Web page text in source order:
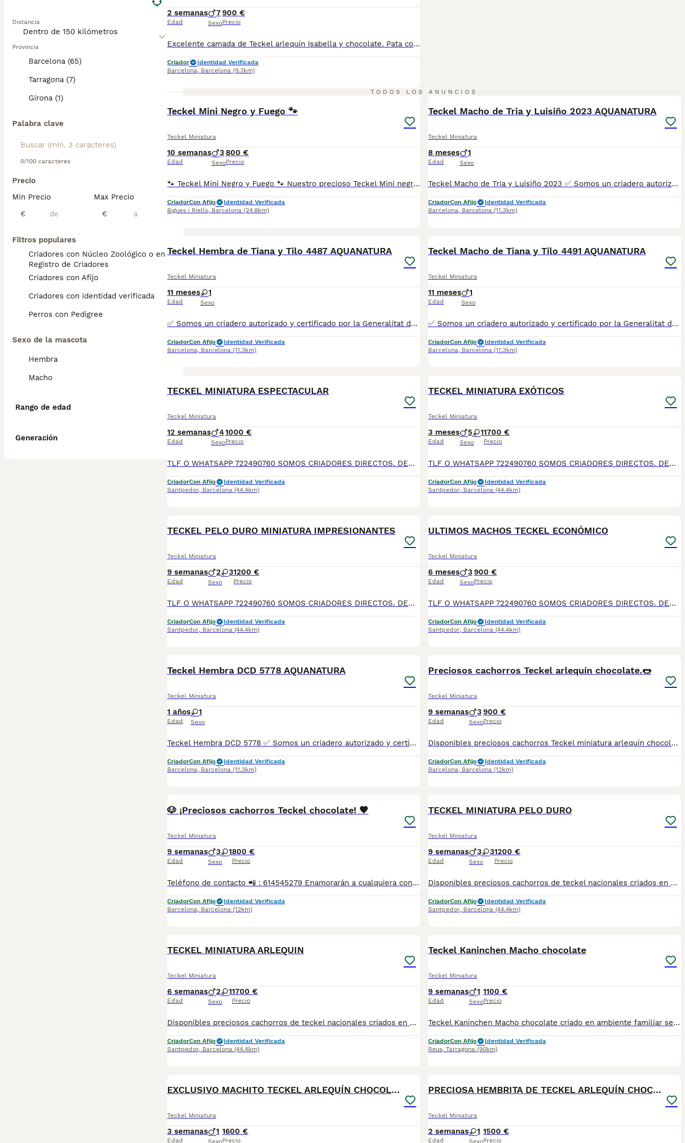
Distancia
Provincia
Barcelona (65)
Tarragona (7)
Girona (1)
Palabra clave
0/100 caracteres
Precio
Min Precio
€
Max Precio
€
Filtros populares
Criadores con Núcleo Zoológico o en el
Registro de Criadores
Criadores con Afijo
Criadores con identidad verificada
Perros con Pedigree
Sexo de la mascota
Hembra
Macho
Rango de edad
Generación
2 semanas
Edad
7
Sexo
900 €
Precio
Excelente camada de Teckel arlequín Isabella y chocolate. Pata corta, compactos, cuerpo alargado y un carácter que enamora. Se entregan vacunados, desparasitados, con posibilidad de microchip y garantía sanitaria por escrito. Criados en ambiente familiar y sociabilizados desde el momento de su nacimiento. Los entregamos personalmente. Si estáis pensando en ampliar la familia aquí tenéis a los candidatos ideales! Desde 900 euros
Criador
Identidad Verificada
Barcelona, Barcelona (9.3km)
TODOS LOS ANUNCIOS
Teckel Mini Negro y Fuego 🐾
Teckel Miniatura
10 semanas
Edad
3
Sexo
800 €
Precio
🐾 Teckel Mini Negro y Fuego 🐾 Nuestro precioso Teckel Mini negro y fuego está buscando una familia con la que compartir toda una vida de momentos inolvidables. ❤️ Con su carácter encantador y su tamaño ideal, es un cachorro que conquista a cualquiera. ✨ Cariñoso, divertido y muy sociable. 🏡 Perfecto para familias, parejas o personas que buscan un compañero fiel. 🐶 Una raza inteligente, valiente y con una personalidad única. 💉 Se entrega vacunado, desparasitado, con microchip y cartilla veterinaria. 📩 Si deseas más información o venir a conocerlo, estaremos encantados de atenderte. ¡Déjate enamorar por este pequeño Teckel Mini y conviértelo en un miembro más de tu familia! 🖤🤎🐾
CriadorCon Afijo
Identidad Verificada
Bigues i Riells, Barcelona (24.8km)
Teckel Macho de Tria y Luisiño 2023 AQUANATURA
Teckel Miniatura
8 meses
Edad
1
Sexo
Teckel Macho de Tria y Luisiño 2023 ✅ Somos un criadero autorizado y certificado por la Generalitat de Catalunya bajo el número de Núcleo Zoológico G25/00314. PARA MÁS INFORMACIÓN: ☎️ 933095977 📱 685878504 / 674320847 💻 Más fotos y vídeos en nuestra web www.aquanatura.es 🚙 Hacemos envíos 📌 Calle Roger de Flor 45, muy cerca del Arc de Triomf de Barcelona, de Lunes a Sábados. Se entregan con sus vacunas, desparasitados interna y externamente, con microchip y su registro, cartilla sanitaria y contrato de garantías, documentación legal y factura. AQUANATURA
CriadorCon Afijo
Identidad Verificada
Barcelona, Barcelona (11.3km)
Teckel Hembra de Tiana y Tilo 4487 AQUANATURA
Teckel Miniatura
11 meses
Edad
1
Sexo
✅ Somos un criadero autorizado y certificado por la Generalitat de Catalunya. PARA MÁS INFORMACIÓN: ☎️ 933095977 📱 685878504 / 674320847 💻 Más fotos y vídeos en nuestra web www.aquanatura.es 🚙 Hacemos envíos 📌 Calle Roger de Flor 45, muy cerca del Arc de Triomf de Barcelona, de Lunes a Sábados. Se entregan con la mayoría de sus vacunas, desparasitados interna y externamente, con microchip y su registro, cartilla sanitaria y contrato de garantías, bajo la supervisión de nuestro equipo veterinario. AQUANATURA
CriadorCon Afijo
Identidad Verificada
Barcelona, Barcelona (11.3km)
Teckel Macho de Tiana y Tilo 4491 AQUANATURA
Teckel Miniatura
11 meses
Edad
1
Sexo
✅ Somos un criadero autorizado y certificado por la Generalitat de Catalunya. PARA MÁS INFORMACIÓN: ☎️ 933095977 📱 685878504 / 674320847 💻 Más fotos y vídeos en nuestra web www.aquanatura.es 🚙 Hacemos envíos 📌 Calle Roger de Flor 45, muy cerca del Arc de Triomf de Barcelona, de Lunes a Sábados. Se entregan con la mayoría de sus vacunas, desparasitados interna y externamente, con microchip y su registro, cartilla sanitaria y contrato de garantías, bajo la supervisión de nuestro equipo veterinario. AQUANATURA
CriadorCon Afijo
Identidad Verificada
Barcelona, Barcelona (11.3km)
TECKEL MINIATURA ESPECTACULAR
Teckel Miniatura
12 semanas
Edad
4
Sexo
1000 €
Precio
TLF O WHATSAPP 722490760 SOMOS CRIADORES DIRECTOS. DEDICACIÓN, SELECCIÓN, Y BIENESTAR NOS DEFINEN DURANTE MÁS DE 20 AÑOS. NUESTROS BEBÉS NACEN Y SE CRÍAN EN NUESTRO CENTRO GARANTIZANDO ASÍ SU CORRECTA SOCIABILIZACION DESARROLLO NEUROLOGICO, CARÁCTER PERSONALIDAD Y SALUD. SE ENTREGAN A PARTIR DE LOS DOS MESES CON SU PLAN CORRESPONDIENTE POR EDAD DE VACUNACIÓN, DESPARASITADOS INTERNA Y EXTERNAMENTE CON SU MICROCHIP IMPLANTADO Y DADO DE ALTA EN EL ANICOM, CONTRATO DE COMPRA CON GARANTÍAS VÍRICAS DE 15 DÍAS, Y CONGÉNITAS DONDE GARANTIZAMOS SU CORRECTO DESARROLLO. ENVIAMOS A TODA ESPAÑA MEDIANTE TRANSPORTE PRIVADO PARA QUE SEA CONFORTABLE Y SUPERVISADO HASTA EL INSTANTE DE LLEGAR A CASA. PRECIOS Y FOTOS REALES!!! SI BUSCAS UN COMPAÑERO SANO Y EQUILIBRADO ESTE ES EL LUGAR! TE ASESORAREMOS ANTES DURANTE Y DESPUÉS DE LA ENTREGA PARA QUE TODO SEA LO MAS AFABLE Y FACIL POSIBLE DURANTE LA ADAPTACION! NO DUDES EN CONSULTAR POR NUESTROS PEQUES AL 722 490 760
CriadorCon Afijo
Identidad Verificada
Santpedor, Barcelona (44.4km)
TECKEL MINIATURA EXÓTICOS
Teckel Miniatura
3 meses
Edad
5 1
Sexo
1700 €
Precio
TLF O WHATSAPP 722490760 SOMOS CRIADORES DIRECTOS. DEDICACIÓN, SELECCIÓN, Y BIENESTAR NOS DEFINEN DURANTE MÁS DE 20 AÑOS. NUESTROS BEBÉS NACEN Y SE CRÍAN EN NUESTRO CENTRO GARANTIZANDO ASÍ SU CORRECTA SOCIABILIZACION DESARROLLO NEUROLOGICO, CARÁCTER PERSONALIDAD Y SALUD. SE ENTREGAN A PARTIR DE LOS DOS MESES CON SU PLAN CORRESPONDIENTE POR EDAD DE VACUNACIÓN, DESPARASITADOS INTERNA Y EXTERNAMENTE CON SU MICROCHIP IMPLANTADO Y DADO DE ALTA EN EL ANICOM, CONTRATO DE COMPRA CON GARANTÍAS VÍRICAS DE 15 DÍAS, Y CONGÉNITAS DONDE GARANTIZAMOS SU CORRECTO DESARROLLO. ENVIAMOS A TODA ESPAÑA MEDIANTE TRANSPORTE PRIVADO PARA QUE SEA CONFORTABLE Y SUPERVISADO HASTA EL INSTANTE DE LLEGAR A CASA. PRECIOS Y FOTOS REALES!!! SI BUSCAS UN COMPAÑERO SANO Y EQUILIBRADO ESTE ES EL LUGAR! TE ASESORAREMOS ANTES DURANTE Y DESPUÉS DE LA ENTREGA PARA QUE TODO SEA LO MAS AFABLE Y FACIL POSIBLE DURANTE LA ADAPTACION! NO DUDES EN CONSULTAR POR NUESTROS PEQUES AL 722 490 760
CriadorCon Afijo
Identidad Verificada
Santpedor, Barcelona (44.4km)
TECKEL PELO DURO MINIATURA IMPRESIONANTES
Teckel Miniatura
9 semanas
Edad
2 3
Sexo
1200 €
Precio
TLF O WHATSAPP 722490760 SOMOS CRIADORES DIRECTOS. DEDICACIÓN, SELECCIÓN, Y BIENESTAR NOS DEFINEN DURANTE MÁS DE 20 AÑOS. NUESTROS BEBÉS NACEN Y SE CRÍAN EN NUESTRO CENTRO GARANTIZANDO ASÍ SU CORRECTA SOCIABILIZACION DESARROLLO NEUROLOGICO, CARÁCTER PERSONALIDAD Y SALUD. SE ENTREGAN A PARTIR DE LOS DOS MESES CON SU PLAN CORRESPONDIENTE POR EDAD DE VACUNACIÓN, DESPARASITADOS INTERNA Y EXTERNAMENTE CON SU MICROCHIP IMPLANTADO Y DADO DE ALTA EN EL ANICOM, CONTRATO DE COMPRA CON GARANTÍAS VÍRICAS DE 15 DÍAS, Y CONGÉNITAS DONDE GARANTIZAMOS SU CORRECTO DESARROLLO. ENVIAMOS A TODA ESPAÑA MEDIANTE TRANSPORTE PRIVADO PARA QUE SEA CONFORTABLE Y SUPERVISADO HASTA EL INSTANTE DE LLEGAR A CASA. PRECIOS Y FOTOS REALES!!! SI BUSCAS UN COMPAÑERO SANO Y EQUILIBRADO ESTE ES EL LUGAR! TE ASESORAREMOS ANTES DURANTE Y DESPUÉS DE LA ENTREGA PARA QUE TODO SEA LO MAS AFABLE Y FACIL POSIBLE DURANTE LA ADAPTACION! NO DUDES EN CONSULTAR POR NUESTROS PEQUES AL 722 490 760
CriadorCon Afijo
Identidad Verificada
Santpedor, Barcelona (44.4km)
ULTIMOS MACHOS TECKEL ECONÓMICO
Teckel Miniatura
6 meses
Edad
3
Sexo
900 €
Precio
TLF O WHATSAPP 722490760 SOMOS CRIADORES DIRECTOS. DEDICACIÓN, SELECCIÓN, Y BIENESTAR NOS DEFINEN DURANTE MÁS DE 20 AÑOS. NUESTROS BEBÉS NACEN Y SE CRÍAN EN NUESTRO CENTRO GARANTIZANDO ASÍ SU CORRECTA SOCIABILIZACION DESARROLLO NEUROLOGICO, CARÁCTER PERSONALIDAD Y SALUD. SE ENTREGAN A PARTIR DE LOS DOS MESES CON SU PLAN CORRESPONDIENTE POR EDAD DE VACUNACIÓN, DESPARASITADOS INTERNA Y EXTERNAMENTE CON SU MICROCHIP IMPLANTADO Y DADO DE ALTA EN EL ANICOM, CONTRATO DE COMPRA CON GARANTÍAS VÍRICAS DE 15 DÍAS, Y CONGÉNITAS DONDE GARANTIZAMOS SU CORRECTO DESARROLLO. ENVIAMOS A TODA ESPAÑA MEDIANTE TRANSPORTE PRIVADO PARA QUE SEA CONFORTABLE Y SUPERVISADO HASTA EL INSTANTE DE LLEGAR A CASA. PRECIOS Y FOTOS REALES!!! SI BUSCAS UN COMPAÑERO SANO Y EQUILIBRADO ESTE ES EL LUGAR! TE ASESORAREMOS ANTES DURANTE Y DESPUÉS DE LA ENTREGA PARA QUE TODO SEA LO MAS AFABLE Y FACIL POSIBLE DURANTE LA ADAPTACION! NO DUDES EN CONSULTAR POR NUESTROS PEQUES AL 722 490 760
CriadorCon Afijo
Identidad Verificada
Santpedor, Barcelona (44.4km)
Teckel Hembra DCD 5778 AQUANATURA
Teckel Miniatura
1 años
Edad
1
Sexo
Teckel Hembra DCD 5778 ✅ Somos un criadero autorizado y certificado por la Generalitat de Catalunya. PARA MÁS INFORMACIÓN: ☎️ 933095977 📱 685878504 / 674320847 💻 www.aquanatura.es 🚙 Hacemos envíos 📌 Calle Roger de Flor 45, muy cerca del Arc de Triomf de Barcelona, de Lunes a Sábados. Se entregan con la mayoría de sus vacunas, desparasitados interna y externamente, con microchip y su registro, cartilla sanitaria y contrato de garantías, bajo la supervisión de nuestro equipo veterinario. AQUANATURA
CriadorCon Afijo
Identidad Verificada
Barcelona, Barcelona (11.3km)
Preciosos cachorros Teckel arlequín chocolate.🌭
Teckel Miniatura
9 semanas
Edad
3
Sexo
900 €
Precio
Disponibles preciosos cachorros Teckel miniatura arlequín chocolate, con un espectacular manto jaspeado y llamativos ojos azules. Criados en ambiente familiar, muy sociables, cariñosos y acostumbrados al contacto diario. Se entregan con la edad reglamentaria, desparasitados, con las vacunas correspondientes a su edad, revisión veterinaria y cartilla sanitaria. Son ideales como compañeros de familia por su carácter alegre, inteligente y afectuoso. Para más información, fotos, vídeos o disponibilidad, no dudes en contactar. Se buscan familias responsables que les ofrezcan un hogar lleno de cariño. Para más información podéis contactar con nosotros al 📲 614545279
CriadorCon Afijo
Identidad Verificada
Barcelona, Barcelona (12km)
🐶 ¡Preciosos cachorros Teckel chocolate! 🤎
Teckel Miniatura
9 semanas
Edad
3 1
Sexo
800 €
Precio
Teléfono de contacto 📲 : 614545279 Enamorarán a cualquiera con su precioso color chocolate, su expresión dulce y su carácter cariñoso. Criados con mimo en ambiente familiar, son cachorros sanos, alegres y muy sociables, ideales para convertirse en un miembro más de la familia. Se entregan con la edad reglamentaria, desparasitados, con cartilla sanitaria y las vacunas correspondientes a su edad. Si buscas un compañero fiel, inteligente y lleno de cariño, estos pequeños teckel son la elección perfecta. 📩 Contacta para conocer disponibilidad, recibir más fotos y vídeos, o resolver cualquier duda. Solo para familias responsables que les ofrezcan un hogar lleno de amor.
CriadorCon Afijo
Identidad Verificada
Barcelona, Barcelona (12km)
TECKEL MINIATURA PELO DURO
Teckel Miniatura
9 semanas
Edad
3 3
Sexo
1200 €
Precio
Disponibles preciosos cachorros de teckel nacionales criados en nuestras instalaciones, en un ambiente familiar y responsable. Nuestros cachorros se entregan con cartilla de primera vacunación, vacunas correspondientes a su edad, desparasitados interna y externamente, y con microchip implantado y dado de alta. Además, realizamos un contrato de garantía que incluye: • Garantía vírica de 15 días. • Garantía congénita de 1 año. Desde la fecha de entrega del cachorro. Nos comprometemos al 100% con la salud, el bienestar y el cuidado de nuestros pequeños. Disponemos de Núcleo Zoológico Para más información, imágenes o cualquier consulta sin compromiso, pueden contactar con nosotros en los teléfonos: CRISTINA 📞 722 788 399 📞 932 514 529
CriadorCon Afijo
Identidad Verificada
Santpedor, Barcelona (44.4km)
TECKEL MINIATURA ARLEQUIN
Teckel Miniatura
6 semanas
Edad
2 1
Sexo
1700 €
Precio
Disponibles preciosos cachorros de teckel nacionales criados en nuestras instalaciones, en un ambiente familiar y responsable. Nuestros cachorros se entregan con cartilla de primera vacunación, vacunas correspondientes a su edad, desparasitados interna y externamente, y con microchip implantado y dado de alta. Además, realizamos un contrato de garantía que incluye: • Garantía vírica de 15 días. • Garantía congénita de 1 año. Desde la fecha de entrega del cachorro. Nos comprometemos al 100% con la salud, el bienestar y el cuidado de nuestros pequeños. Disponemos de Núcleo Zoológico Para más información, imágenes o cualquier consulta sin compromiso, pueden contactar con nosotros en los teléfonos: CRISTINA 📞 722 788 399 📞 932 514 529
CriadorCon Afijo
Identidad Verificada
Santpedor, Barcelona (44.4km)
Teckel Kaninchen Macho chocolate
Teckel Miniatura
9 semanas
Edad
1
Sexo
1100 €
Precio
Teckel Kaninchen Macho chocolate criado en ambiente familiar se entrega con cartilla sanitaria vacuna chip desparasitación con garantía víricas y congenitas
CriadorCon Afijo
Identidad Verificada
Reus, Tarragona (90km)
EXCLUSIVO MACHITO TECKEL ARLEQUÍN CHOCOLATE
Teckel Miniatura
3 semanas
Edad
1
Sexo
1600 €
Precio
PRECIOSA HEMBRITA DE TECKEL ARLEQUÍN CHOCOLATE
Teckel Miniatura
2 semanas
Edad
1
Sexo
1500 €
Precio